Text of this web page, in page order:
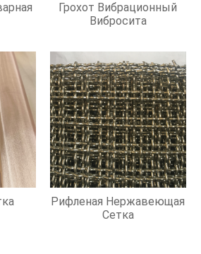
Грохот Вибрационный
Вибросита
Рифленая Нержавеющая
Сетка